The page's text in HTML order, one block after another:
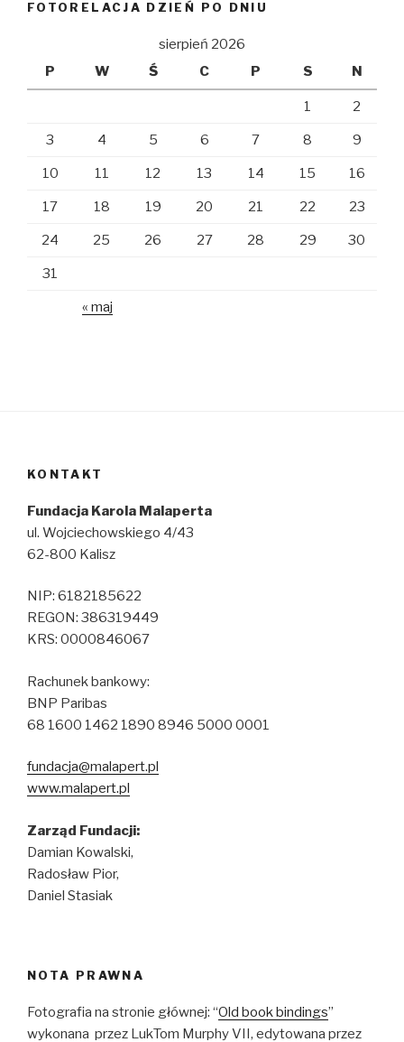
FOTORELACJA DZIEŃ PO DNIU
sierpień 2026
P
W Ś C P S N
1 2
3 4 5 6 7 8 9
10 11 12 13 14 15 16
17 18 19 20 21 22 23
24 25 26 27 28 29 30
31
« maj
KONTAKT
Fundacja Karola Malaperta
ul. Wojciechowskiego 4/43
62-800 Kalisz
NIP: 6182185622
REGON: 386319449
KRS: 0000846067
Rachunek bankowy:
BNP Paribas
68 1600 1462 1890 8946 5000 0001
fundacja@malapert.pl
www.malapert.pl
Zarząd Fundacji:
Damian Kowalski,
Radosław Pior,
Daniel Stasiak
NOTA PRAWNA
Fotografia na stronie głównej: “Old book bindings”
wykonana przez LukTom Murphy VII, edytowana przez